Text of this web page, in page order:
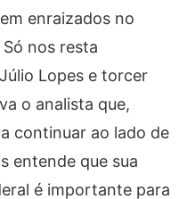
enraizados no
nos resta
Lopes e torcer
o analista que,
continuar ao lado de
entende que sua
é importante para